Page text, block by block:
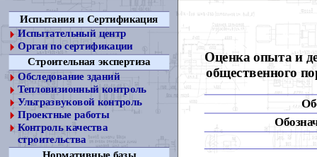
Испытания и Сертификация
Испытательный центр
Орган по сертификации
Строительная экспертиза
Обследование зданий
Тепловизионный контроль
Ультразвуковой контроль
Проектные работы
Контроль качества
строительства
Оценка опыта и
общественного